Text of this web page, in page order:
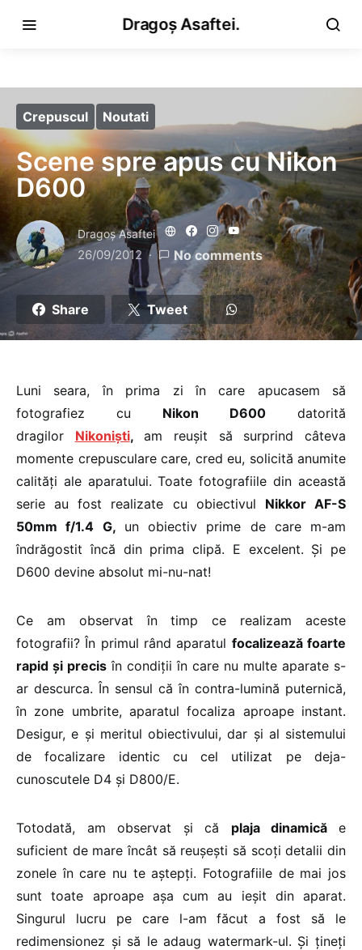
Dragoș Asaftei.
Crepuscul Noutati
Scene spre apus cu Nikon
D600
Dragoş Asaftei
26/09/2012 No comments
Share Tweet
Luni seara, în prima zi în care apucasem să
fotografiez cu Nikon D600 datorită
dragilor Nikoniști,am reușit să surprind câteva
momente crepusculare care, cred eu, solicită anumite
calități ale aparatului. Toate fotografiile din această
serie au fost realizate cu obiectivul Nikkor AF-S
50mm f/1.4 G, un obiectiv prime de care m-am
îndrăgostit încă din prima clipă. E excelent. Și pe
D600 devine absolut mi-nu-nat!
Ce am observat în timp ce realizam aceste
fotografii? În primul rând aparatul focalizează foarte
rapid și precis în condiții în care nu multe aparate s-
ar descurca. În sensul că în contra-lumină puternică,
în zone umbrite, aparatul focaliza aproape instant.
Desigur, e și meritul obiectivului, dar și al sistemului
de focalizare identic cu cel utilizat pe deja-
cunoscutele D4 și D800/E.
Totodată, am observat și că plaja dinamicăe
suficient de mare încât să reușești să scoți detalii din
zonele în care nu te aștepți. Fotografiile de mai jos
sunt toate aproape așa cum au ieșit din aparat.
Singurul lucru pe care l-am făcut a fost să le
redimensionez și să le adaug watermark-ul. Și țineți